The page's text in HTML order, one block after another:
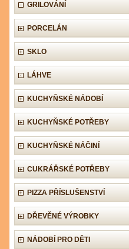
GRILOVÁNÍ
PORCELÁN
SKLO
LÁHVE
KUCHYŇSKÉ NÁDOBÍ
KUCHYŇSKÉ POTŘEBY
KUCHYŇSKÉ NÁČINÍ
CUKRÁŘSKÉ POTŘEBY
PIZZA PŘÍSLUŠENSTVÍ
DŘEVĚNÉ VÝROBKY
NÁDOBÍ PRO DĚTI